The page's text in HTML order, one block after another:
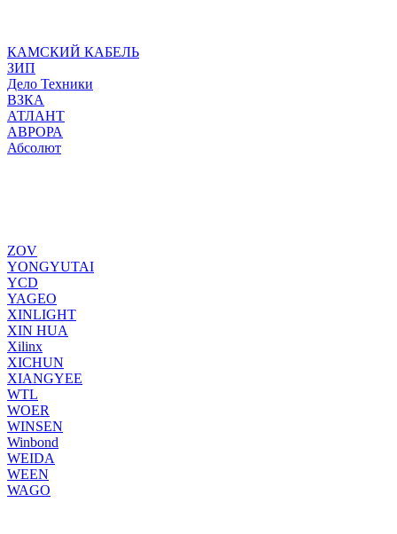
КАМСКИЙ КАБЕЛЬ
ЗИП
Дело Техники
ВЗКА
АТЛАНТ
АВРОРА
Абсолют
ZOV
YONGYUTAI
YCD
YAGEO
XINLIGHT
XIN HUA
Xilinx
XICHUN
XIANGYEE
WTL
WOER
WINSEN
Winbond
WEIDA
WEEN
WAGO